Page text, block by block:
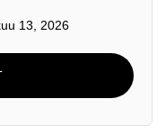
13, 2026